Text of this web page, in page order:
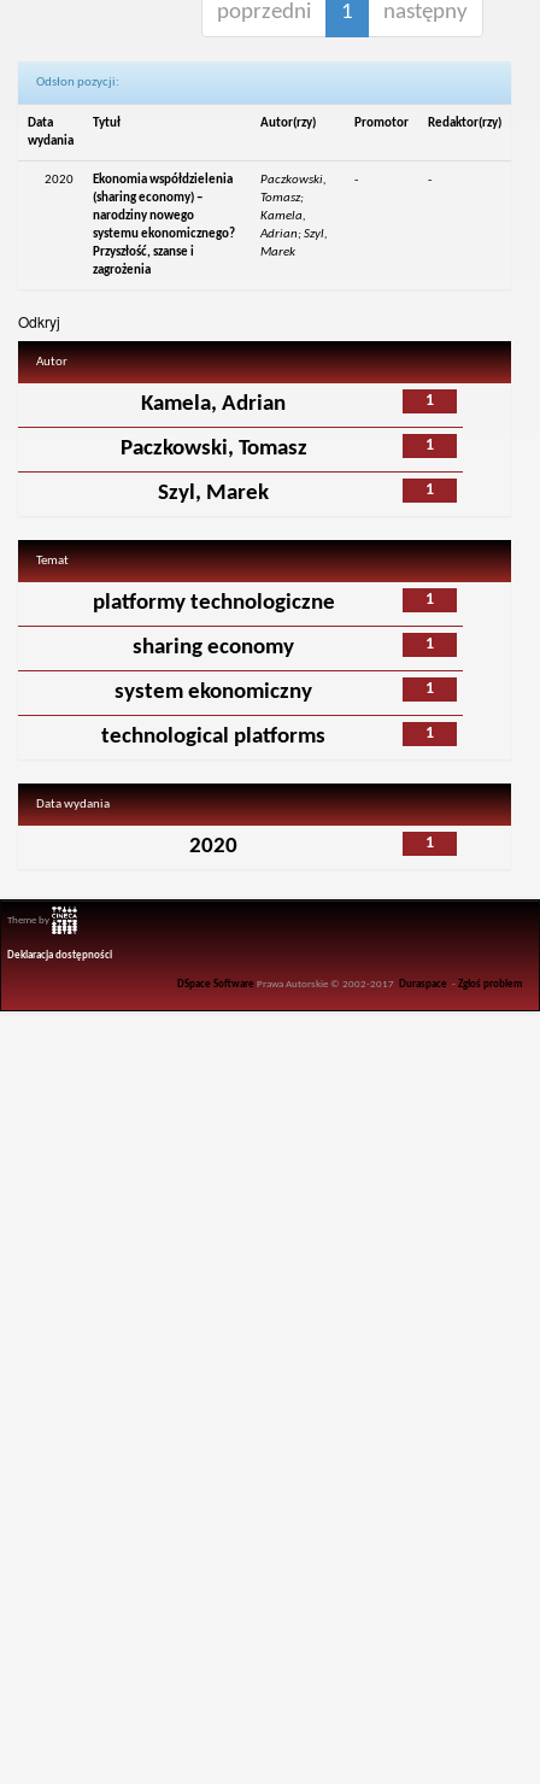
poprzedni 1 następny
Odsłon pozycji:
Data
wydania
Tytuł Autor(rzy) Promotor Redaktor(rzy)
2020
Ekonomia współdzielenia
(sharing economy) –
narodziny nowego
systemu ekonomicznego?
Przyszłość, szanse i
zagrożenia
Paczkowski,
Tomasz;
Kamela,
Adrian; Szyl,
Marek
- -
Odkryj
Autor
1
Kamela, Adrian
1
Paczkowski, Tomasz
1
Szyl, Marek
Temat
1
platformy technologiczne
1
sharing economy
1
system ekonomiczny
1
technological platforms
Data wydania
1
2020
Theme by
Deklaracja dostępności
DSpace Software Prawa Autorskie © 2002-2017 Duraspace -Zgłoś problem